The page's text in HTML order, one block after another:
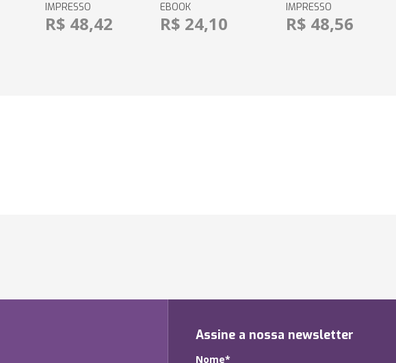
IMPRESSO
R$ 48,42
EBOOK
R$ 24,10
IMPRESSO
R$ 48,56
Assine a nossa newsletter
Nome*